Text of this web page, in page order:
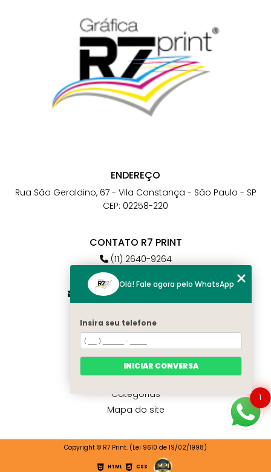
ENDEREÇO
Rua São Geraldino, 67 - Vila Constança - São Paulo - SP
CEP: 02258-220
CONTATO R7 PRINT
(11) 2640-9264
(11) 98784-6664
atendimento@r7print.com.br
MENU
Home
Quem somos
Contato
Categorias
Mapa do site
Copyright © R7 Print. (Lei 9610 de 19/02/1998)
HTML CSS
1
Olá! Fale agora pelo WhatsApp
Insira seu telefone
INICIAR CONVERSA